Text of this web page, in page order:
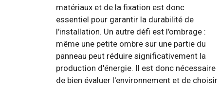
matériaux et de la fixation est donc
essentiel pour garantir la durabilité de
l'installation. Un autre défi est l'ombrage :
même une petite ombre sur une partie du
panneau peut réduire significativement la
production d'énergie. Il est donc nécessaire
de bien évaluer l'environnement et de choisir